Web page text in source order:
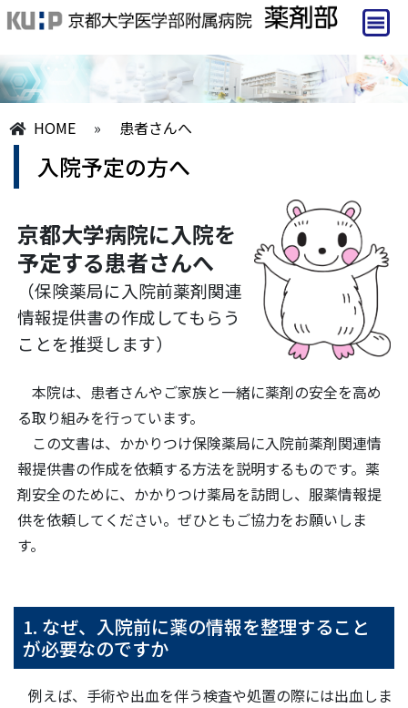
HOME » 患者さんへ
入院予定の方へ
京都大学病院に入院を
予定する患者さんへ
（保険薬局に入院前薬剤関連
情報提供書の作成してもらう
ことを推奨します）
本院は、患者さんやご家族と一緒に薬剤の安全を高め
る取り組みを行っています。
この文書は、かかりつけ保険薬局に入院前薬剤関連情
報提供書の作成を依頼する方法を説明するものです。薬
剤安全のために、かかりつけ薬局を訪問し、服薬情報提
供を依頼してください。ぜひともご協力をお願いしま
す。
1. なぜ、入院前に薬の情報を整理すること
が必要なのですか
例えば、手術や出血を伴う検査や処置の際には出血しま